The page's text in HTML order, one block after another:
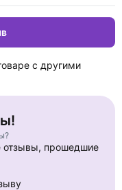
с другими
отзывы, прошедшие